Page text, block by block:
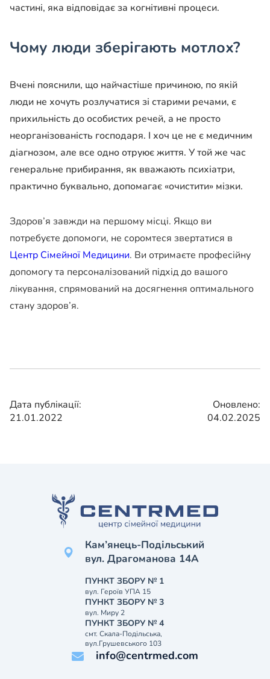
частині, яка відповідає за когнітивні процеси.
Чому люди зберігають мотлох?
Вчені пояснили, що найчастіше причиною, по якій
люди не хочуть розлучатися зі старими речами, є
прихильність до особистих речей, а не просто
неорганізованість господаря. І хоч це не є медичним
діагнозом, але все одно отруює життя. У той же час
генеральне прибирання, як вважають психіатри,
практично буквально, допомагає «очистити» мізки.
Здоров’я завжди на першому місці. Якщо ви
потребуєте допомоги, не соромтеся звертатися в
Центр Сімейної Медицини. Ви отримаєте професійну
допомогу та персоналізований підхід до вашого
лікування, спрямований на досягнення оптимального
стану здоров’я.
Дата публікації:
21.01.2022
Оновлено:
04.02.2025
Кам’янець-Подільський
вул. Драгоманова 14А
ПУНКТ ЗБОРУ № 1
вул. Героїв УПА 15
ПУНКТ ЗБОРУ № 3
вул. Миру 2
ПУНКТ ЗБОРУ № 4
смт. Скала-Подільська,
вул.Грушевського 103
info@centrmed.com